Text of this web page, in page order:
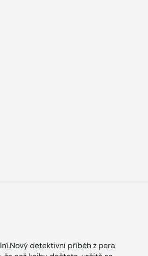
detektivní příběh z pera